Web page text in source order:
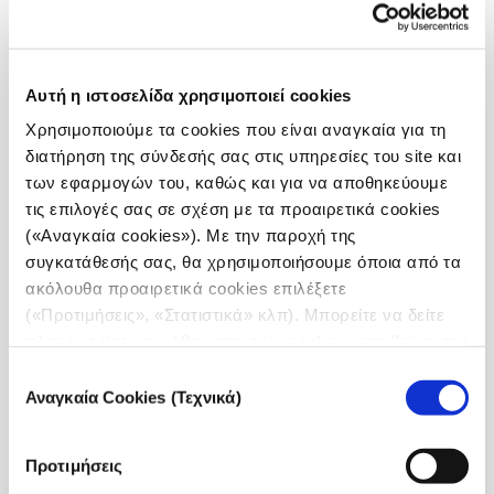
Αυτή η ιστοσελίδα χρησιμοποιεί cookies
Χρησιμοποιούμε τα cookies που είναι αναγκαία για τη
διατήρηση της σύνδεσής σας στις υπηρεσίες του site και
των εφαρμογών του, καθώς και για να αποθηκεύουμε
τις επιλογές σας σε σχέση με τα προαιρετικά cookies
(«Αναγκαία cookies»). Με την παροχή της
συγκατάθεσής σας, θα χρησιμοποιήσουμε όποια από τα
ακόλουθα προαιρετικά cookies επιλέξετε
(«Προτιμήσεις», «Στατιστικά» κλπ). Μπορείτε να δείτε
συγκατάθεσης
Αναγκαία Cookies (Τεχνικά)
Προτιμήσεις
ή περιφερειακά Μέσα Ενημέρωσης και κατοικούν
εκτός Αττικής, ανεξαρτήτως εργασιακής σχέσης
επαγγελματίες). Επιπλέον, ενθαρρύνεται η υποβολή
που αυτή την περίοδο είναι άνεργοι,εφόσον
κατοικούν εκτός Αττικής και μπορούν να
προσκομίσουν δείγματα δημοσιογραφικής
δουλειάςσε περιφερειακά ΜΜΕ.
Προτεραιότητα στην επιλογή θα δοθεί σε:
Δημοσιογράφους με ενεργό ρόλο σε ρεπορτάζ και
συντακτική εργασία, όπως ρεπόρτερ, συντάκτες και
ελεύθεροι επαγγελματίες, οι οποίοι
Ιδιαίτερη έμφαση θα δοθεί σε αιτήσεις από πιο
περιοχές της χώρας.